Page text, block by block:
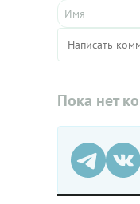
Пока нет